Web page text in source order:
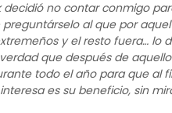
decidió no contar conmigo
al que por
y el resto fuera… lo
que después de
todo el año para que al
es su beneficio, sin